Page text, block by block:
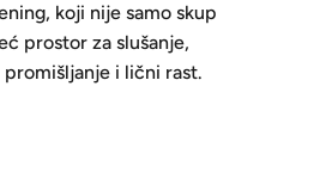
koji nije samo skup
prostor za slušanje,
i lični rast.